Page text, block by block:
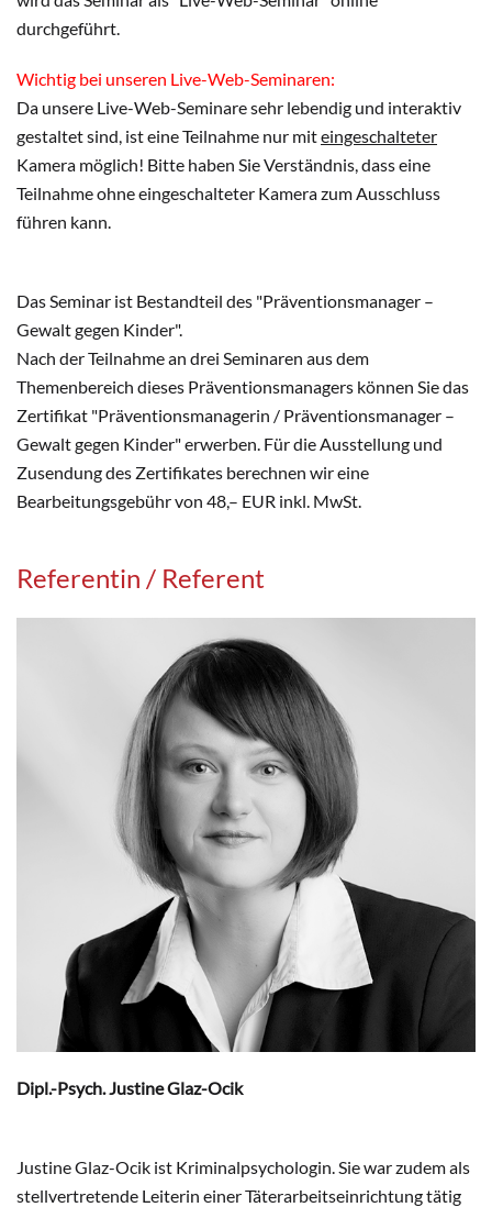
durchgeführt.
Wichtig bei unseren Live-Web-Seminaren:
Da unsere Live-Web-Seminare sehr lebendig und interaktiv
gestaltet sind, ist eine Teilnahme nur miteingeschalteter
Kamera möglich! Bitte haben Sie Verständnis, dass eine
Teilnahme ohne eingeschalteter Kamera zum Ausschluss
führen kann.
Das Seminar ist Bestandteil des "Präventionsmanager –
Gewalt gegen Kinder".
Nach der Teilnahme an drei Seminaren aus dem
Themenbereich dieses Präventionsmanagers können Sie das
Zertifikat "Präventionsmanagerin / Präventionsmanager –
Gewalt gegen Kinder" erwerben. Für die Ausstellung und
Zusendung des Zertifikates berechnen wir eine
Bearbeitungsgebühr von 48,– EUR inkl. MwSt.
Referentin / Referent
Dipl.-Psych. Justine Glaz-Ocik
Justine Glaz-Ocik ist Kriminalpsychologin. Sie war zudem als
stellvertretende Leiterin einer Täterarbeitseinrichtung tätig